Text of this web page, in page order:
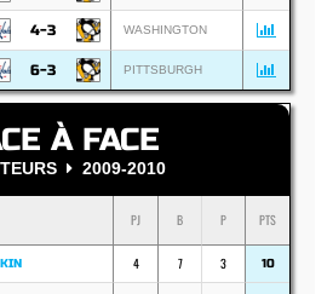
4-3 WASHINGTON
6-3 PITTSBURGH
À FACE
2009-2010
PJ B P PTS
4 7 3 10